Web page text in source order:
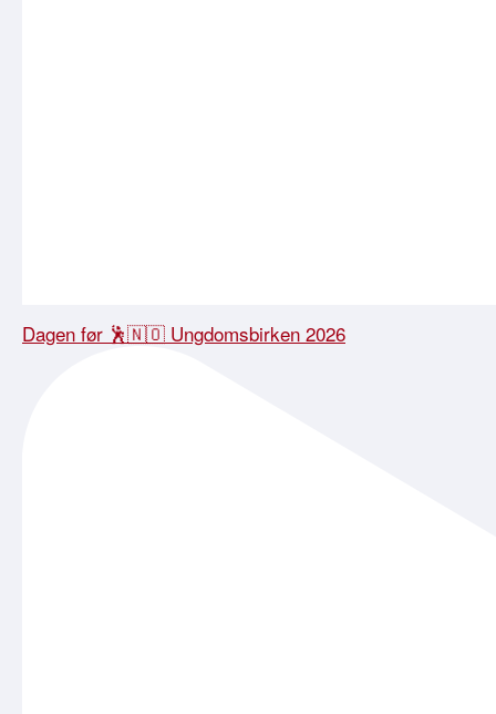
Dagen før 🕺🇳🇴 Ungdomsbirken 2026